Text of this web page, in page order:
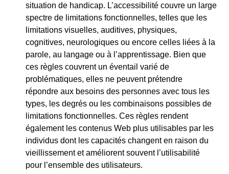
situation de handicap. L’accessibilité couvre un large
spectre de limitations fonctionnelles, telles que les
limitations visuelles, auditives, physiques,
cognitives, neurologiques ou encore celles liées à la
parole, au langage ou à l’apprentissage. Bien que
ces règles couvrent un éventail varié de
problématiques, elles ne peuvent prétendre
répondre aux besoins des personnes avec tous les
types, les degrés ou les combinaisons possibles de
limitations fonctionnelles. Ces règles rendent
également les contenus Web plus utilisables par les
individus dont les capacités changent en raison du
vieillissement et améliorent souvent l’utilisabilité
pour l’ensemble des utilisateurs.